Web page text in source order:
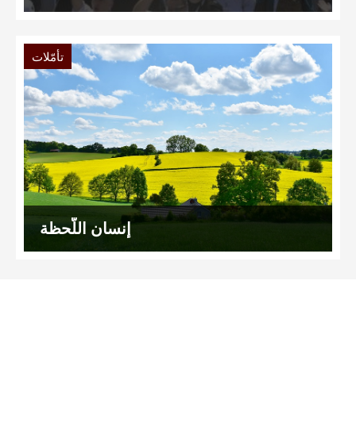
تأمّلات
إنسان اللّحظة